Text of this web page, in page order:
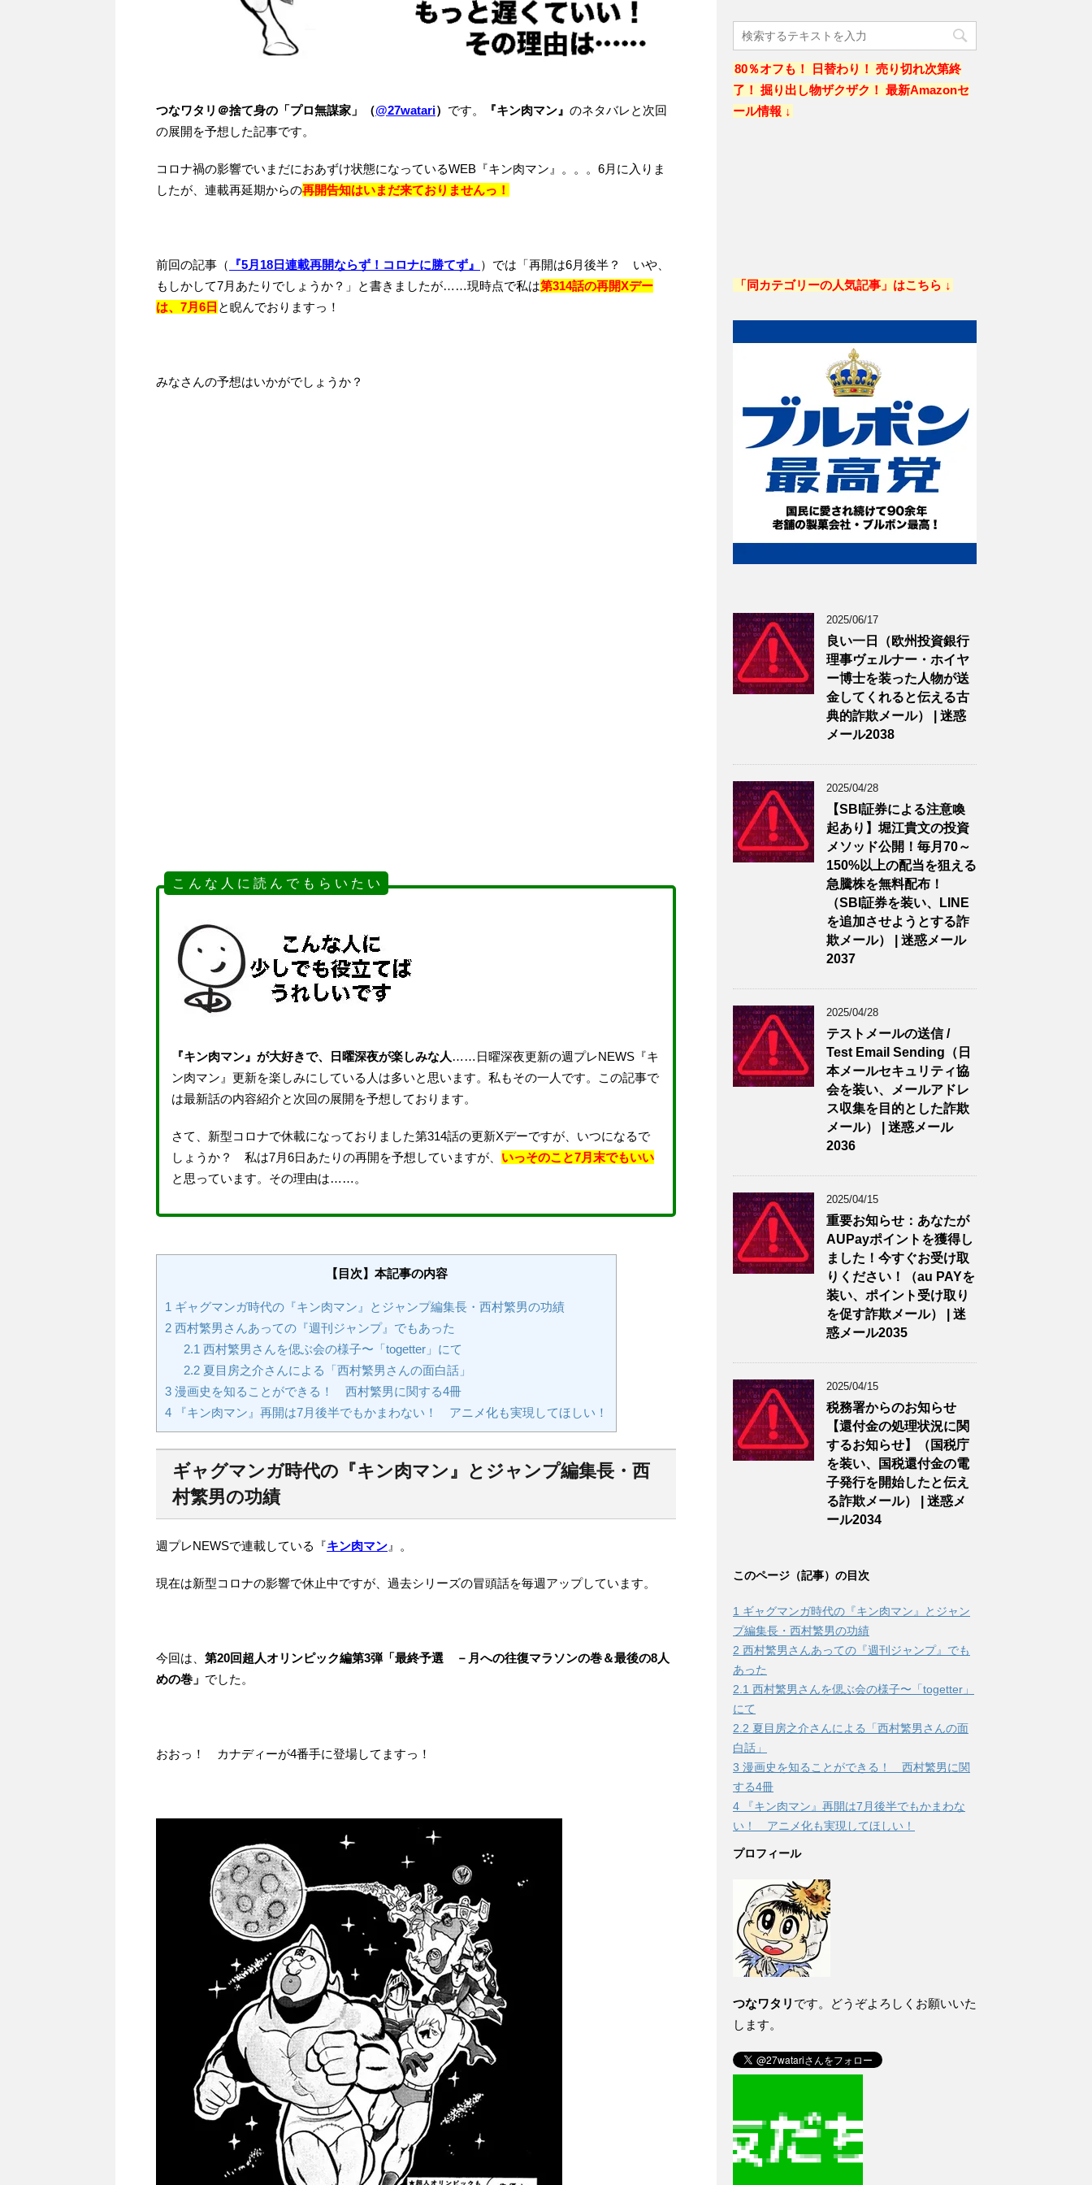
つなワタリ＠捨て身の「プロ無謀家」（@27watari） です。 『キン肉マン』 のネタバレと次回
の展開を予想した記事です。
コロナ禍の影響でいまだにおあずけ状態になっているWEB『キン肉マン』。。。6月に入りま
したが、連載再延期からの再開告知はいまだ来ておりませんっ！
前回の記事（ 『5月18日連載再開ならず！コロナに勝てず』 ）では「再開は6月後半？ いや、
もしかして7月あたりでしょうか？」と書きましたが……現時点で私は第314話の再開Xデー
は、7月6日 と睨んでおりますっ！
みなさんの予想はいかがでしょうか？
こ ん な 人 に 読 ん で も ら い た い
『キン肉マン』が大好きで、日曜深夜が楽しみな人 ……日曜深夜更新の週プレNEWS『キ
ン肉マン』更新を楽しみにしている人は多いと思います。私もその一人です。この記事で
は最新話の内容紹介と次回の展開を予想しております。
さて、新型コロナで休載になっておりました第314話の更新Xデーですが、いつになるで
しょうか？ 私は7月6日あたりの再開を予想していますが、 いっそのこと7月末でもいい
と思っています。その理由は……。
【目次】本記事の内容
1 ギャグマンガ時代の『キン肉マン』とジャンプ編集長・西村繁男の功績
2 西村繁男さんあっての『週刊ジャンプ』でもあった
2.1 西村繁男さんを偲ぶ会の様子〜「togetter」にて
2.2夏目房之介さんによる「西村繁男さんの面白話」
3 漫画史を知ることができる！ 西村繁男に関する4冊
4 『キン肉マン』再開は7月後半でもかまわない！ アニメ化も実現してほしい！
ギャグマンガ時代の『キン肉マン』とジャンプ編集長・西
村繁男の功績
週プレNEWSで連載している『キン肉マン 』。
現在は新型コロナの影響で休止中ですが、過去シリーズの冒頭話を毎週アップしています。
今回は、 第20回超人オリンピック編第3弾「最終予選 －月への往復マラソンの巻＆最後の8人
めの巻」 でした。
おおっ！ カナディーが4番手に登場してますっ！
80％オフも！ 日替わり！ 売り切れ次第終
了！ 掘り出し物ザクザク！ 最新Amazonセ
ール情報 ↓
「同カテゴリーの人気記事」はこちら ↓
2025/06/17
良い一日（欧州投資銀行
理事ヴェルナー・ホイヤ
ー博士を装った人物が送
金してくれると伝える古
典的詐欺メール） | 迷惑
メール2038
2025/04/28
【SBI証券による注意喚
起あり】堀江貴文の投資
メソッド公開！毎月70～
150%以上の配当を狙える
急騰株を無料配布！
（SBI証券を装い、LINE
を追加させようとする詐
欺メール） | 迷惑メール
2037
2025/04/28
テストメールの送信 /
Test Email Sending（日
本メールセキュリティ協
会を装い、メールアドレ
ス収集を目的とした詐欺
メール） | 迷惑メール
2036
2025/04/15
重要お知らせ：あなたが
AUPayポイントを獲得し
ました！今すぐお受け取
りください！（au PAYを
装い、ポイント受け取り
を促す詐欺メール） | 迷
惑メール2035
2025/04/15
税務署からのお知らせ
【還付金の処理状況に関
するお知らせ】（国税庁
を装い、国税還付金の電
子発行を開始したと伝え
る詐欺メール） | 迷惑メ
ール2034
このページ（記事）の目次
1 ギャグマンガ時代の『キン肉マン』とジャン
プ編集長・西村繁男の功績
2 西村繁男さんあっての『週刊ジャンプ』でも
あった
2.1 西村繁男さんを偲ぶ会の様子〜「togetter」
にて
2.2 夏目房之介さんによる「西村繁男さんの面
白話」
3 漫画史を知ることができる！ 西村繁男に関
する4冊
4 『キン肉マン』再開は7月後半でもかまわな
い！ アニメ化も実現してほしい！
プロフィール
つなワタリ です。どうぞよろしくお願いいた
します。